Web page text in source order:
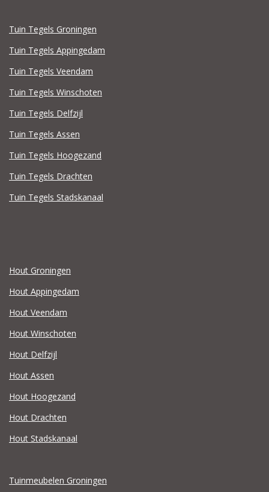
Tuin Tegels Groningen
Tuin Tegels Appingedam
Tuin Tegels Veendam
Tuin Tegels Winschoten
Tuin Tegels Delfzijl
Tuin Tegels Assen
Tuin Tegels Hoogezand
Tuin Tegels Drachten
Tuin Tegels Stadskanaal
Hout Groningen
Hout Appingedam
Hout Veendam
Hout Winschoten
Hout Delfzijl
Hout Assen
Hout Hoogezand
Hout Drachten
Hout Stadskanaal
Tuinmeubelen Groningen